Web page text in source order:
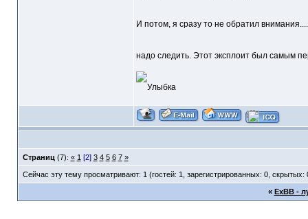
И потом, я сразу то не обратил
надо следить. Этот эксплоит был самым
Страниц (7): « 1 [2] 3 4 5 6 7 »
Сейчас эту тему просматривают: 1 (гостей: 1, зарегистрированных: 0, скрытых:
« ExBB -